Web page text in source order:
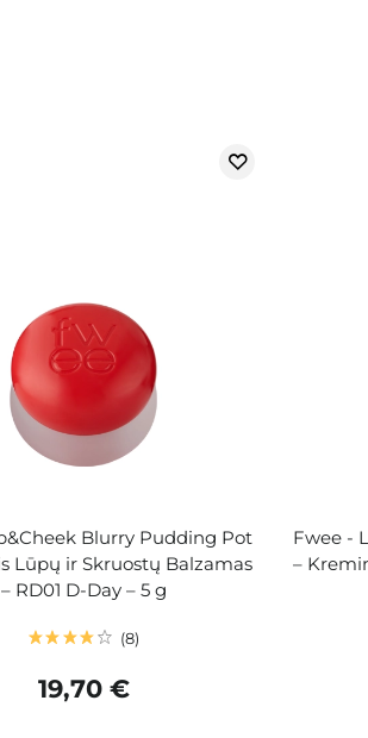
Blurry Pudding Pot
Lūpų ir Skruostų Balzamas
– RD01 D-Day – 5 g
8
19,70 €
Fwee -
–